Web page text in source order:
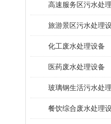
高速服务区污水处
旅游景区污水处理
化工废水处理设备
医药废水处理设备
玻璃钢生活污水处
餐饮综合废水处理